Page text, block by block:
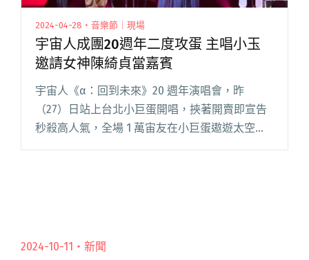
2024-04-28・音樂節｜現場
宇宙人成團20週年二度攻蛋 主唱小玉
邀請女神陳綺貞當嘉賓
宇宙人《α：回到未來》20 週年演唱會，昨
（27）日站上台北小巨蛋開唱，挾著開賣即宣告
秒殺高人氣，全場 1 萬宙友在小巨蛋遨遊太空銀
河系。去年曾在同一場地奪下金曲獎最佳樂團，
2024-10-11・ 新聞